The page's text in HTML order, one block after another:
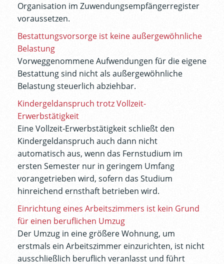
Organisation im Zuwendungsempfängerregister
voraussetzen.
Bestattungsvorsorge ist keine außergewöhnliche
Belastung
Vorweggenommene Aufwendungen für die eigene
Bestattung sind nicht als außergewöhnliche
Belastung steuerlich abziehbar.
Kindergeldanspruch trotz Vollzeit-
Erwerbstätigkeit
Eine Vollzeit-Erwerbstätigkeit schließt den
Kindergeldanspruch auch dann nicht
automatisch aus, wenn das Fernstudium im
ersten Semester nur in geringem Umfang
vorangetrieben wird, sofern das Studium
hinreichend ernsthaft betrieben wird.
Einrichtung eines Arbeitszimmers ist kein Grund
für einen beruflichen Umzug
Der Umzug in eine größere Wohnung, um
erstmals ein Arbeitszimmer einzurichten, ist nicht
ausschließlich beruflich veranlasst und führt